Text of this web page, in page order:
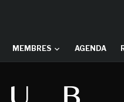
MEMBRES AGENDA